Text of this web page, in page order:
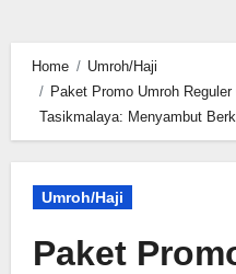
Home
Umroh/Haji
Paket Promo Umroh
Tasikmalaya‎: Menyambut
Umroh/Haji
Paket